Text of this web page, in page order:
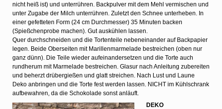
nicht heiß ist) und unterrühren. Backpulver mit dem Mehl vermischen und
unter Zugabe der Milch unterrühren. Zuletzt den Schnee unterheben. In
einer gefetteten Form (24 cm Durchmesser) 35 Minuten backen
(Spießchenprobe machen). Gut auskühlen lassen.
Quer durchschneiden und die Tortenteile nebeneinander auf Backpapier
legen. Beide Oberseiten mit Marillenmarmelade bestreichen (oben nur
ganz dünn). Die Teile wieder aufeinandersetzen und die Torte auch
rundherum mit Marmelade bestreichen. Glasur nach Anleitung zubereiten
und beherzt drübergießen und glatt streichen. Nach Lust und Laune
Deko anbringen und die Torte fest werden lassen. NICHT im Kühlschrank
aufbewahren, da die Schokolade sonst anläuft.
DEKO